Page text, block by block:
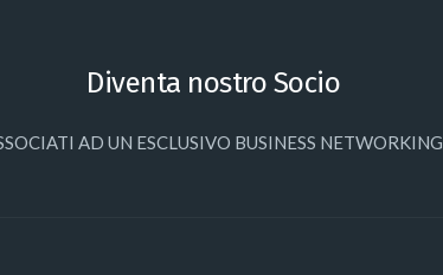
Diventa nostro Socio
AD UN ESCLUSIVO BUSINESS NETWORKING